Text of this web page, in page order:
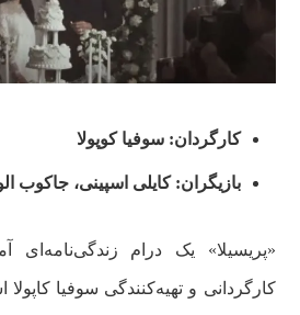
کارگردان: سوفیا کوپولا
بازیگران: کایلی اسپینی، جاکوب
«پریسیلا» یک درام زندگی‌نامه‌ای
کارگردانی و تهیه‌کنندگی سوفیا